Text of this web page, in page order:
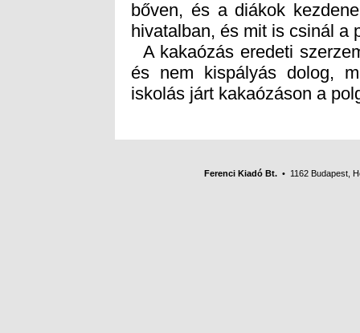
hivatalban, és mit is csinál a
A kakaózás eredeti
és nem kispályás dolog,
iskolás járt kakaózáson a
Ferenci Kiadó Bt. • 1162 Budapest,